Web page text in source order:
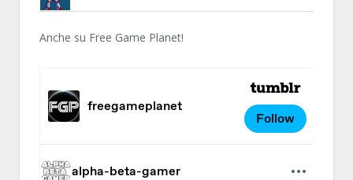
BRUNOB
Anche su Free Game Planet!